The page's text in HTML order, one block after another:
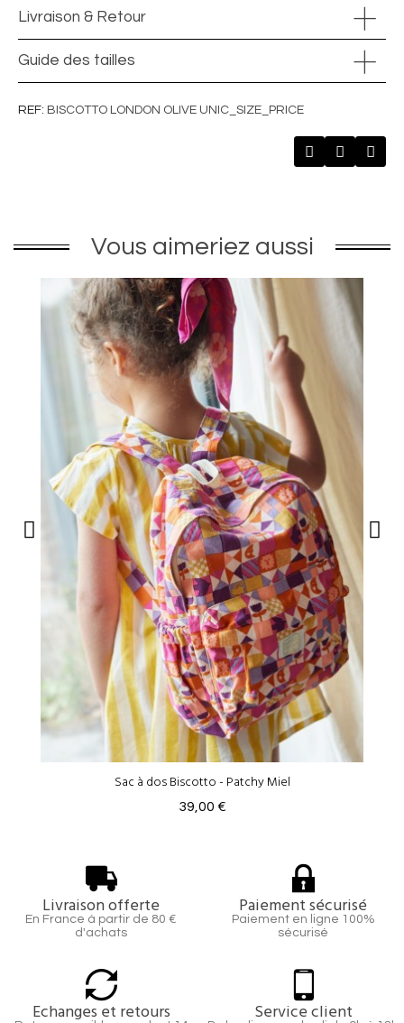
Livraison & Retour
Guide des tailles
REF BISCOTTO LONDON OLIVE UNIC_SIZE_PRICE
Vous aimeriez aussi
Sac à dos Biscotto - Patchy Miel
39,00 €
Livraison offerte
En France à partir de 80 €
d'achats
Paiement sécurisé
Paiement en ligne 100%
sécurisé
Echanges et retours Service client